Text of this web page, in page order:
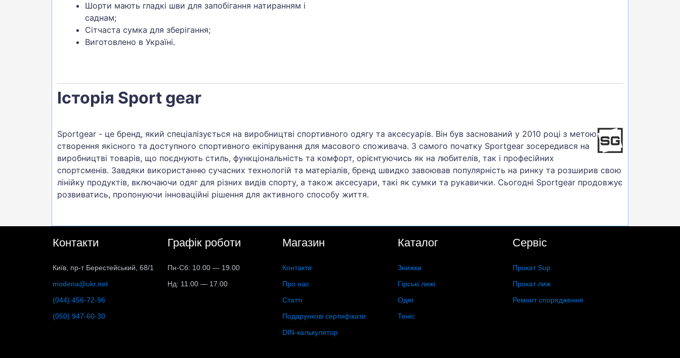
Шорти мають гладкі шви для запобігання натиранням і
саднам;
Сітчаста сумка для зберігання;
Виготовлено в Україні.
Історія Sport gear
Sportgear - це бренд, який спеціалізується на виробництві спортивного одягу та аксесуарів. Він був заснований у 2010 році з метою
створення якісного та доступного спортивного екіпірування для масового споживача. З самого початку Sportgear зосередився на
виробництві товарів, що поєднують стиль, функціональність та комфорт, орієнтуючись як на любителів, так і професійних
спортсменів. Завдяки використанню сучасних технологій та матеріалів, бренд швидко завоював популярність на ринку та розширив свою
лінійку продуктів, включаючи одяг для різних видів спорту, а також аксесуари, такі як сумки та рукавички. Сьогодні Sportgear продовжує
розвиватись, пропонуючи інноваційні рішення для активного способу життя.
Контакти
Київ, пр-т Берестейський, 68/1
modena@ukr.net
(044) 456-72-96
(050) 947-60-30
Графік роботи
Пн-Сб: 10.00 — 19.00
Нд: 11.00 — 17.00
Магазин
Контакти
Про нас
Статті
Подарункові сертифікати
DIN-калькулятор
Каталог
Знижки
Гірські лижі
Одяг
Теніс
Сервіс
Прокат Sup
Прокат лиж
Ремонт спорядження